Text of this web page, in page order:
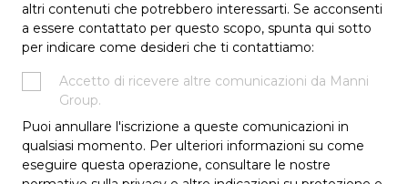
altri contenuti che potrebbero interessarti. Se acconsenti
a essere contattato per questo scopo, spunta qui sotto
per indicare come desideri che ti contattiamo:
Accetto di ricevere altre comunicazioni da Manni
Group.
Puoi annullare l'iscrizione a queste comunicazioni in
qualsiasi momento. Per ulteriori informazioni su come
eseguire questa operazione, consultare le nostre